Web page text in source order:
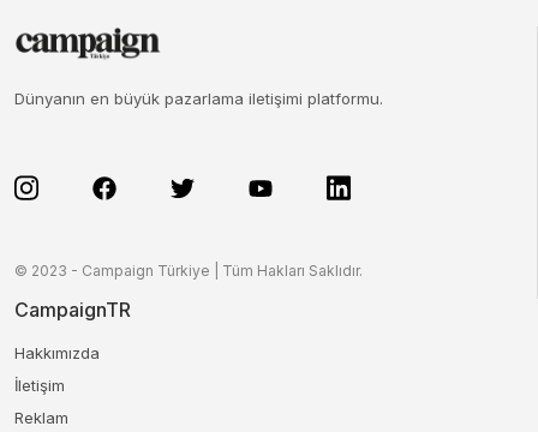
Dünyanın en büyük pazarlama iletişimi platformu.
© 2023 - Campaign Türkiye | Tüm Hakları Saklıdır.
CampaignTR
Hakkımızda
İletişim
Reklam